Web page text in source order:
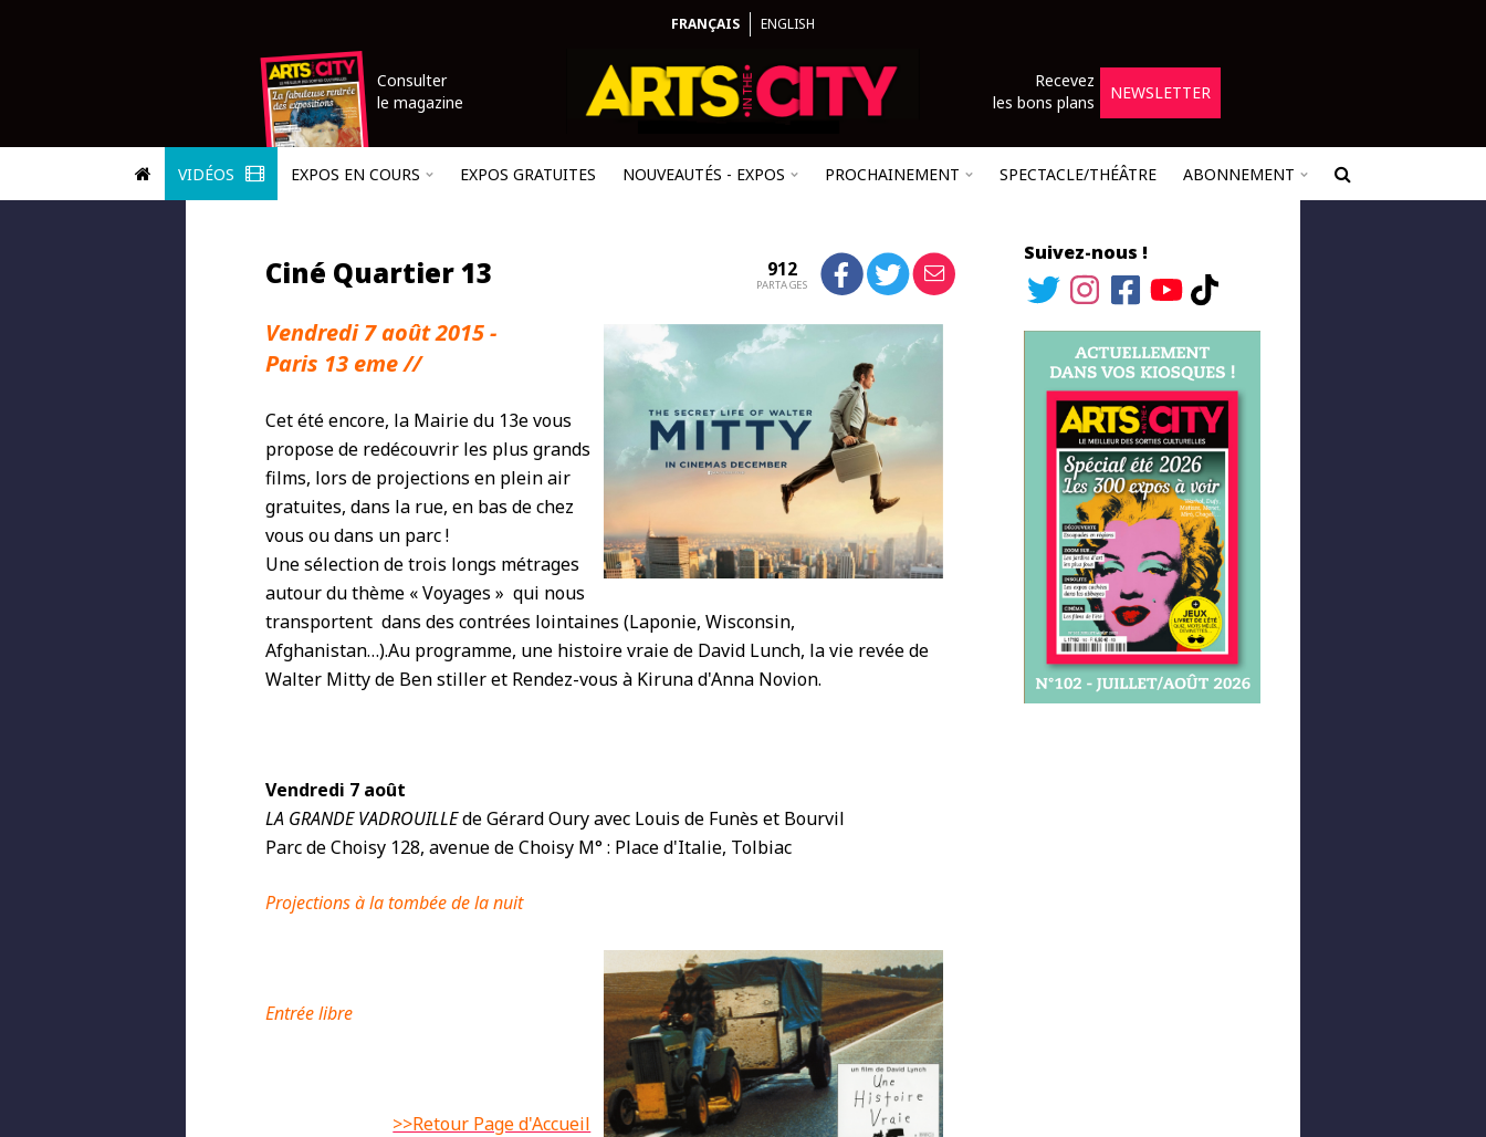
FRANÇAIS ENGLISH
Consulter
le magazine
Recevez
les bons plans
NEWSLETTER
VIDÉOS EXPOS EN COURS EXPOS GRATUITES NOUVEAUTÉS - EXPOS PROCHAINEMENT SPECTACLE/THÉÂTRE ABONNEMENT
Ciné Quartier 13 912
PARTAGES
Vendredi 7 août 2015 -
Paris 13 eme //
Cet été encore, la Mairie du 13e vous
propose de redécouvrir les plus grands
films, lors de projections en plein air
gratuites, dans la rue, en bas de chez
vous ou dans un parc !
Une sélection de trois longs métrages
autour du thème « Voyages » qui nous
transportent dans des contrées lointaines (Laponie, Wisconsin,
Afghanistan…).Au programme, une histoire vraie de David Lunch, la vie revée de
Walter Mitty de Ben stiller et Rendez-vous à Kiruna d'Anna Novion.
Vendredi 7 août
LA GRANDE VADROUILLEde Gérard Oury avec Louis de Funès et Bourvil
Parc de Choisy 128, avenue de Choisy M° : Place d'Italie, Tolbiac
Projections à la tombée de la nuit
Entrée libre
>>Retour Page d'Accueil
Suivez-nous !